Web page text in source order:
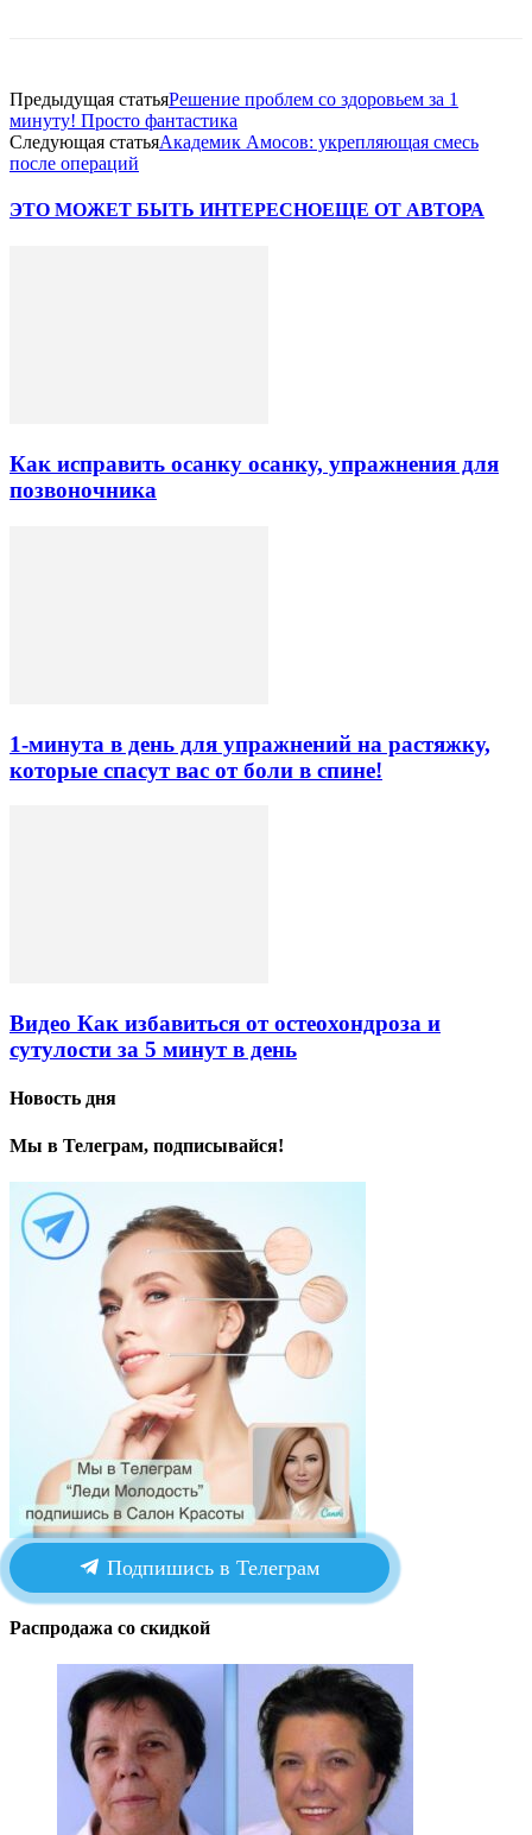
Предыдущая статьяРешение проблем со здоровьем за 1
минуту! Просто фантастика
Следующая статьяАкадемик Амосов: укрепляющая смесь
после операций
ЭТО МОЖЕТ БЫТЬ ИНТЕРЕСНОЕЩЕ ОТ АВТОРА
Как исправить осанку осанку, упражнения для
позвоночника
1-минута в день для упражнений на растяжку,
которые спасут вас от боли в спине!
Видео Как избавиться от остеохондроза и
сутулости за 5 минут в день
Новость дня
Мы в Телеграм, подписывайся!
Подпишись в Телеграм
Распродажа со скидкой